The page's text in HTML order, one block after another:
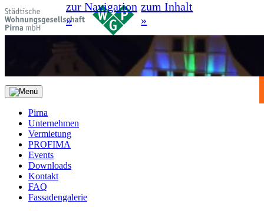
zur Navigation
»
zum Inhalt
»
Pirna
Unternehmen
Vermietung
PROFIMA
Events
Downloads
Kontakt
FAQ
Fassadengalerie